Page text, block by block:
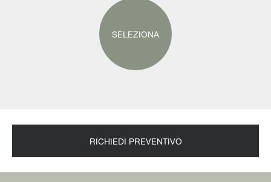
SELEZIONA
RICHIEDI PREVENTIVO